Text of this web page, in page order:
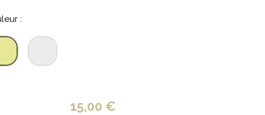
:
15,00 €